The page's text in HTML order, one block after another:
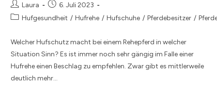
Laura
6. Juli 2023
Hufgesundheit / Hufrehe / Hufschuhe / Pferdebesitzer /
Welcher Hufschutz macht bei einem Rehepferd in welcher
Situation Sinn? Es ist immer noch sehr gängig im Falle einer
Hufrehe einen Beschlag zu empfehlen. Zwar gibt es mittlerweile
deutlich mehr…